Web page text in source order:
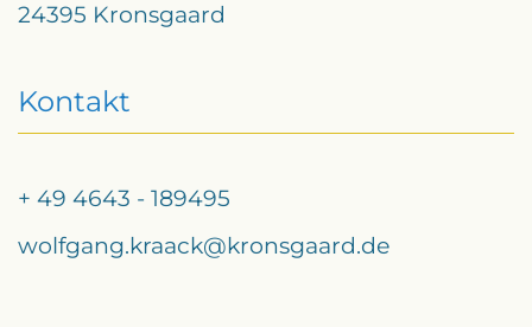
24395 Kronsgaard
Kontakt
+ 49 4643 - 189495
wolfgang.kraack@kronsgaard.de